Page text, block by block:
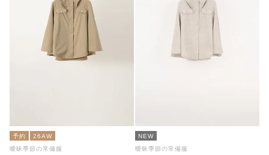
予約
26AW
曖昧季節の常備服
NEW
曖昧季節の常備服